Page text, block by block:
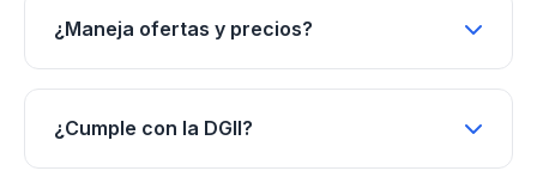
¿Maneja ofertas y precios?
¿Cumple con la DGII?